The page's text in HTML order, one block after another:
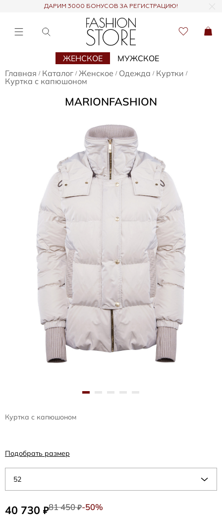
ДАРИМ 3000 БОНУСОВ ЗА РЕГИСТРАЦИЮ!
ЖЕНСКОЕ
МУЖСКОЕ
Главная / Каталог / Женское / Одежда / Куртки /
Куртка с капюшоном
MARIONFASHION
Куртка с капюшоном
40 730 ₽81 450₽-50%
52
Подобрать размер